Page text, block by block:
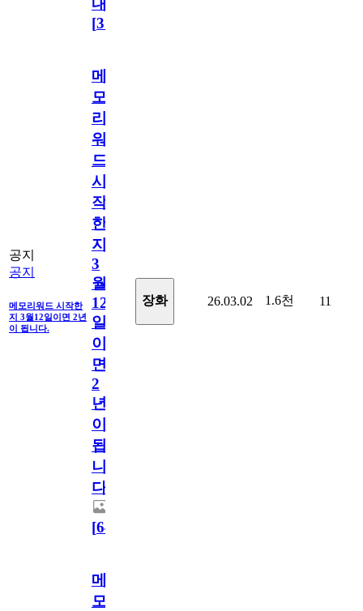
내
[31
공지
공지
메모리워드 시작한
지 3월12일이면 2년
이 됩니다.
메
모
리
워
드
시
작
한
지
3
월
12
일
이
면
2
년
이
됩
니
다.
[64
장화 26.03.02 1.6천 11
메
모